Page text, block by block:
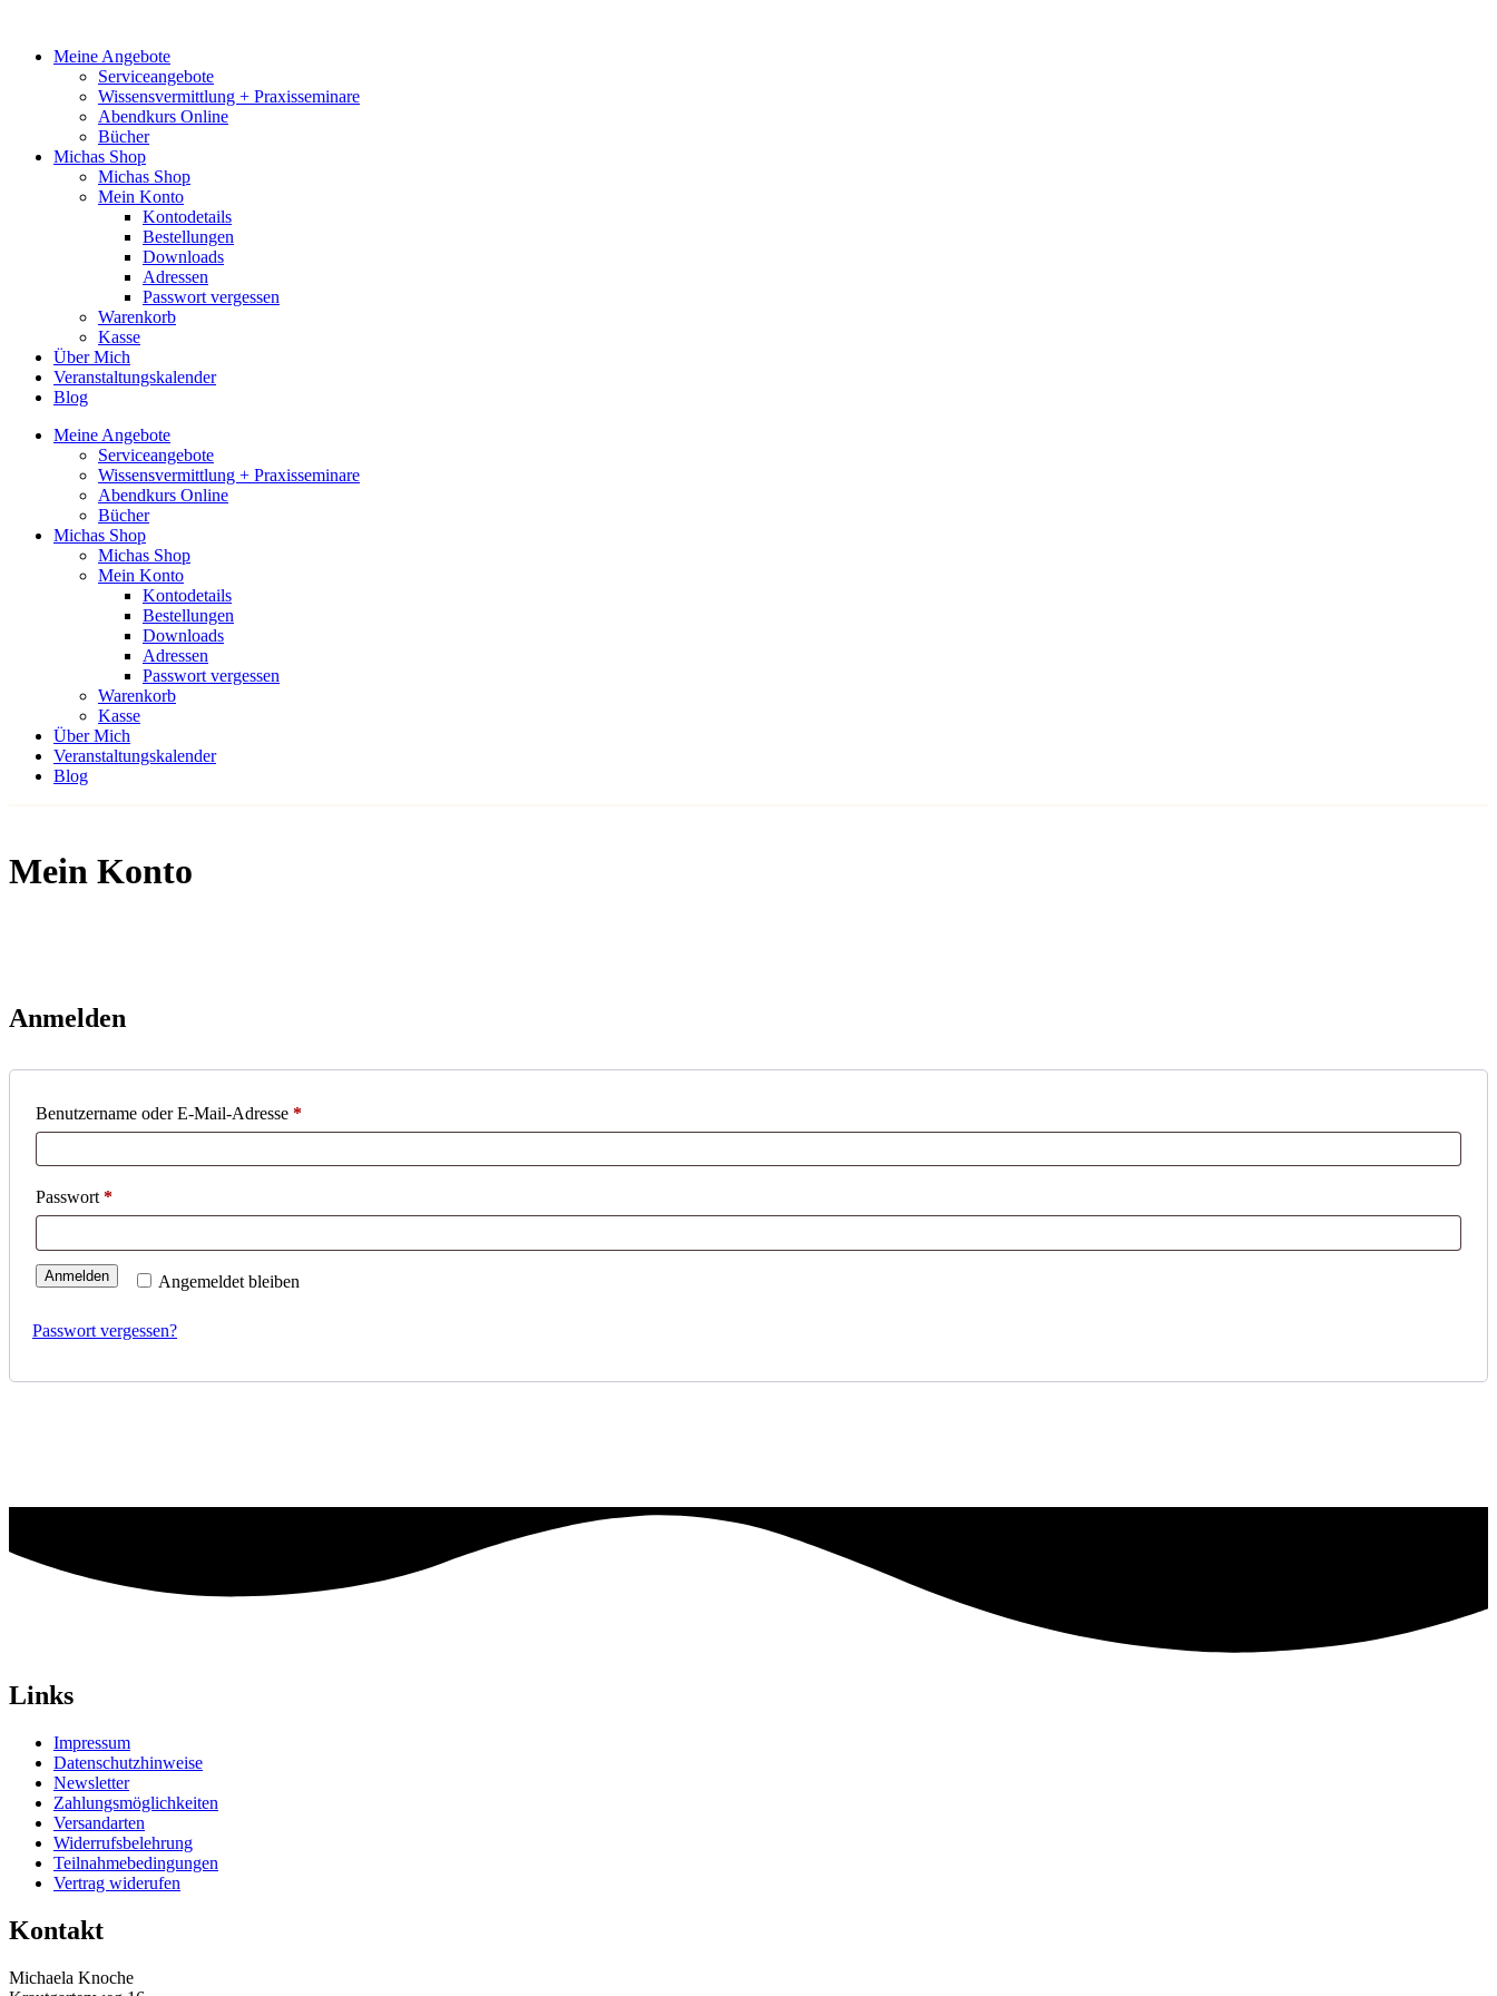
springenMeine Angebote
Serviceangebote
Wissensvermittlung + Praxisseminare
Abendkurs Online
Bücher
Michas Shop
Michas Shop
Mein Konto
Kontodetails
Bestellungen
Downloads
Adressen
Passwort vergessen
Warenkorb
Kasse
Über Mich
Veranstaltungskalender
Blog
Meine Angebote
Serviceangebote
Wissensvermittlung + Praxisseminare
Abendkurs Online
Bücher
Michas Shop
Michas Shop
Mein Konto
Kontodetails
Bestellungen
Downloads
Adressen
Passwort vergessen
Warenkorb
Kasse
Über Mich
Veranstaltungskalender
Blog
Mein Konto
Anmelden
Benutzername oder E-Mail-Adresse *Erforderlich
Passwort *Erforderlich
Angemeldet bleiben
Anmelden
Passwort vergessen?
Links
Impressum
Datenschutzhinweise
Newsletter
Zahlungsmöglichkeiten
Versandarten
Widerrufsbelehrung
Teilnahmebedingungen
Vertrag widerufen
Kontakt
Michaela Knoche